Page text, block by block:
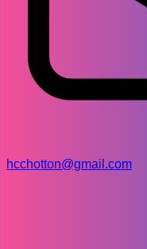
hcchotton@gmail.com